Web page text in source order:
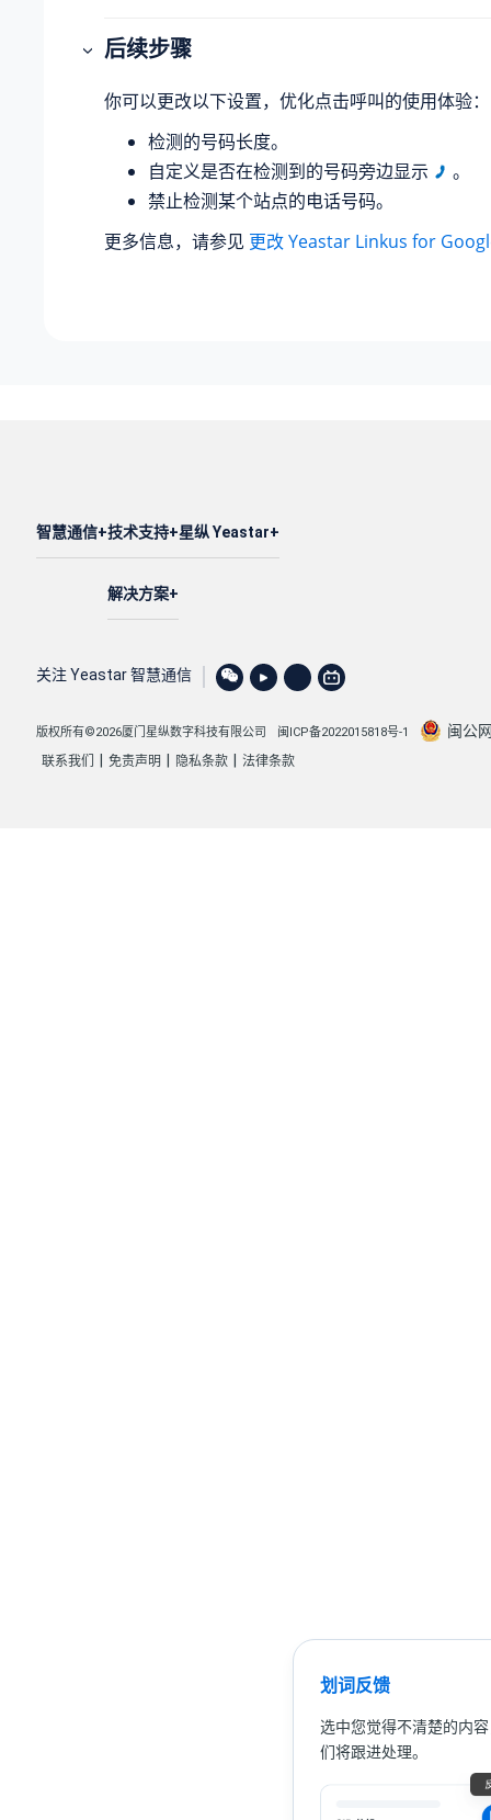
后续步骤
你可以更改以下设置，优化点击呼叫的使用体验：
检测的号码长度。
自定义是否在检测到的号码旁边显示
。
禁止检测某个站点的电话号码。
更多信息，请参见 更改 Yeastar Linkus for
划词反馈
选中您觉得不清楚的内
们将跟进处理。
智慧通信 技术支持
解决方案
星纵 Yeastar
关注 Yeastar 智慧通信
版权所有©2026厦门星纵数字科技有限公司 闽ICP备2022015818号-1 闽公
联系我们 | 免责声明 | 隐私条款 | 法律条款